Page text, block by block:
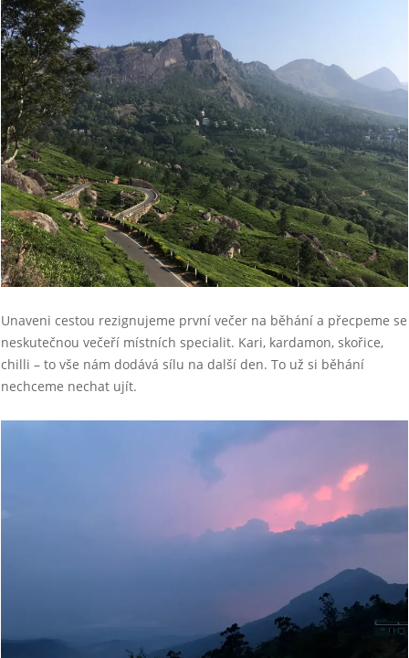
Unaveni cestou rezignujeme první večer na běhání a přecpeme se
neskutečnou večeří místních specialit. Kari, kardamon, skořice,
chilli – to vše nám dodává sílu na další den. To už si běhání
nechceme nechat ujít.